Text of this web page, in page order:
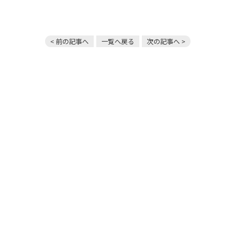
< 前の記事へ 一覧へ戻る 次の記事へ >